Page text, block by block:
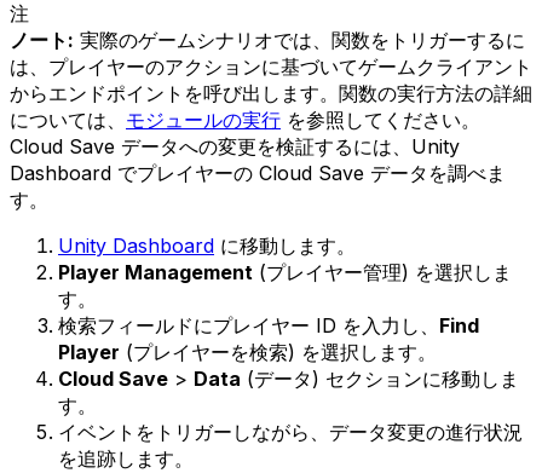
注
ノート: 実際のゲームシナリオでは、関数をトリガーするに
は、プレイヤーのアクションに基づいてゲームクライアント
からエンドポイントを呼び出します。関数の実行方法の詳細
については、 モジュールの実行 を参照してください。
Cloud Save データへの変更を検証するには、Unity
Dashboard でプレイヤーの Cloud Save データを調べま
す。
Unity Dashboard に移動します。
Player Management (プレイヤー管理) を選択しま
す。
検索フィールドにプレイヤー ID を入力し、 Find
Player (プレイヤーを検索) を選択します。
Cloud Save > Data (データ) セクションに移動しま
す。
イベントをトリガーしながら、データ変更の進行状況
を追跡します。